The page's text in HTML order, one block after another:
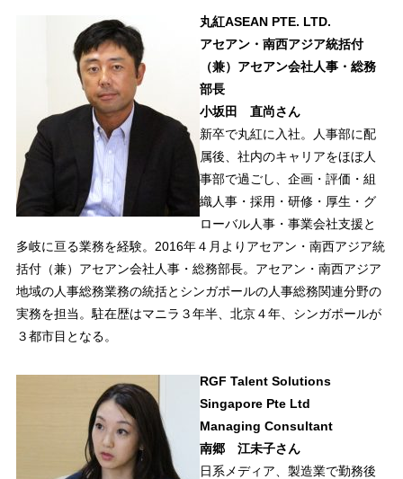
丸紅ASEAN PTE. LTD.
アセアン・南西アジア統括付
（兼）アセアン会社人事・総務
部長
小坂田 直尚さん
新卒で丸紅に入社。人事部に配
属後、社内のキャリアをほぼ人
事部で過ごし、企画・評価・組
織人事・採用・研修・厚生・グ
ローバル人事・事業会社支援と
多岐に亘る業務を経験。2016年４月よりアセアン・南西アジア統
括付（兼）アセアン会社人事・総務部長。アセアン・南西アジア
地域の人事総務業務の統括とシンガポールの人事総務関連分野の
実務を担当。駐在歴はマニラ３年半、北京４年、シンガポールが
３都市目となる。
RGF Talent Solutions
Singapore Pte Ltd
Managing Consultant
南郷 江未子さん
日系メディア、製造業で勤務後